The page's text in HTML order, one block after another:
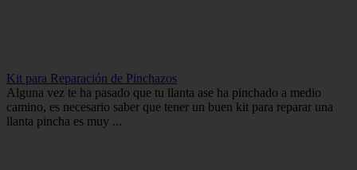
Kit para Reparación de Pinchazos
Alguna vez te ha pasado que tu llanta ase ha pinchado a medio
camino, es necesario saber que tener un buen kit para reparar una
llanta pincha es muy ...